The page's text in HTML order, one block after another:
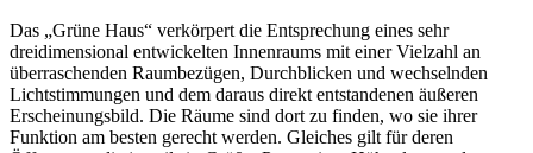
Das „Grüne Haus“ verkörpert die Entsprechung eines sehr
dreidimensional entwickelten Innenraums mit einer Vielzahl an
überraschenden Raumbezügen, Durchblicken und wechselnden
Lichtstimmungen und dem daraus direkt entstandenen äußeren
Erscheinungsbild. Die Räume sind dort zu finden, wo sie ihrer
Funktion am besten gerecht werden. Gleiches gilt für deren